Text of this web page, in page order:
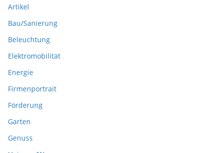
Artikel
Bau/Sanierung
Beleuchtung
Elektromobilität
Energie
Firmenportrait
Förderung
Garten
Genuss